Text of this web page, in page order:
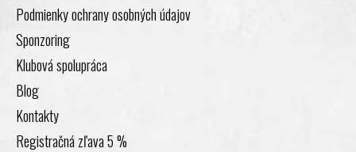
Podmienky ochrany osobných údajov
Sponzoring
Klubová spolupráca
Blog
Kontakty
Registračná zľava 5 %